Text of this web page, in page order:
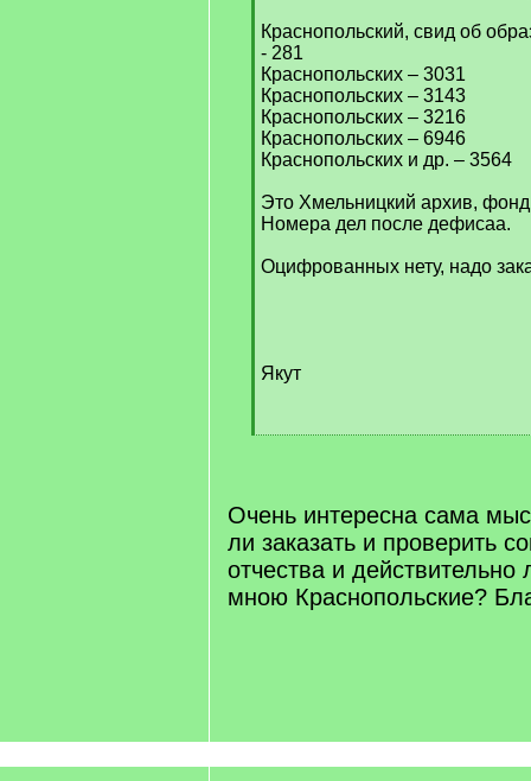
Краснопольский, свид об
- 281
Краснопольских – 3031
Краснопольских – 3143
Краснопольских – 3216
Краснопольских – 6946
Краснопольских и др. – 3564
Это Хмельницкий архив,
Номера дел после дефисаа.
Оцифрованных нету, надо
Якут
[
Очень интересна сама
ли заказать и проверить
отчества и действительно
мною Краснопольские?